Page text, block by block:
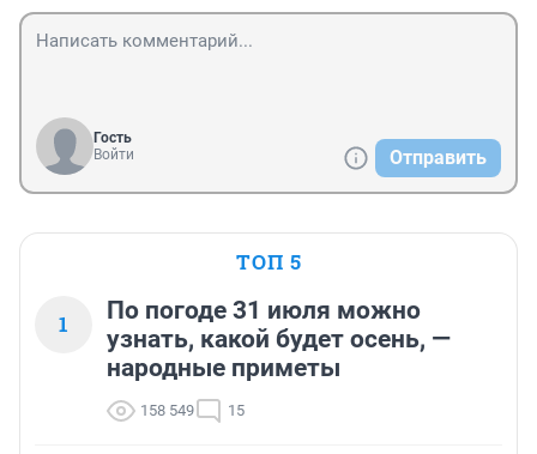
Гость
Войти
Отправить
ТОП 5
1
По погоде 31 июля можно
узнать, какой будет осень, —
народные приметы
158 549 15